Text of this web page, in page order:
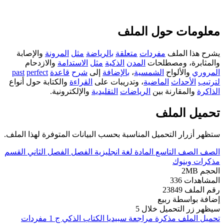
معلومات حول الملف
يشرح هذا الملف مفردات متعلقة بالرياضة مثل المرونةوالإصابة
والمثابرة، ومصطلحات المدن الذكية مثل الاستدامةوالازدحام
المروريوالألواح الشمسية، بالإضافةإلى شرح قاعدة past perfect
لترتيب
الأحداث الماضية، وتدريبات على القراءةوالكتابة حول أنواع
الذاكرةوالمقارنة بين الرياضات التقليديةوالإلكترونية.
تحميل الملف
ستظهر أزرار التحميل المناسبة بحسب البيانات المتوفرة لهذا الملف.
الصف الصف التاسع المادة لغة انجليزية الفصل الفصل الثاني
القسم
مذكرات وبنوك
الحجم 2MB
المشاهدات 336
رقم الملف 23849
إضافة بواسطة ربيع
سيظهر زر التحميل خلال 5
تحميل الملف
مذكرة مراجعة سبيديا الكتاب الذكي ج 1 مفردات